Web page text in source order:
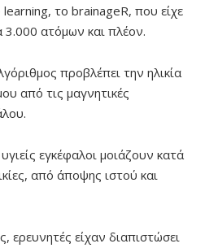
το brainageR, που είχε
3.000 ατόμων και πλέον.
προβλέπει την ηλικία
από τις μαγνητικές
εγκέφαλοι μοιάζουν κατά
από άποψης ιστού και
ερευνητές είχαν διαπιστώσει